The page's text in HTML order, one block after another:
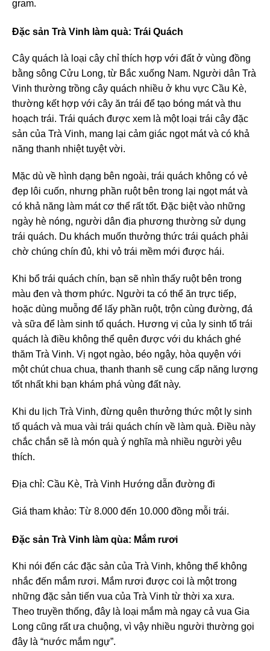
gram.
Đặc sản Trà Vinh làm quà: Trái Quách
Cây quách là loại cây chỉ thích hợp với đất ở vùng đồng
bằng sông Cửu Long, từ Bắc xuống Nam. Người dân Trà
Vinh thường trồng cây quách nhiều ở khu vực Cầu Kè,
thường kết hợp với cây ăn trái để tạo bóng mát và thu
hoạch trái. Trái quách được xem là một loại trái cây đặc
sản của Trà Vinh, mang lại cảm giác ngọt mát và có khả
năng thanh nhiệt tuyệt vời.
Mặc dù về hình dạng bên ngoài, trái quách không có vẻ
đẹp lôi cuốn, nhưng phần ruột bên trong lại ngọt mát và
có khả năng làm mát cơ thể rất tốt. Đặc biệt vào những
ngày hè nóng, người dân địa phương thường sử dụng
trái quách. Du khách muốn thưởng thức trái quách phải
chờ chúng chín đủ, khi vỏ trái mềm mới được hái.
Khi bổ trái quách chín, bạn sẽ nhìn thấy ruột bên trong
màu đen và thơm phức. Người ta có thể ăn trực tiếp,
hoặc dùng muỗng để lấy phần ruột, trộn cùng đường, đá
và sữa để làm sinh tố quách. Hương vị của ly sinh tố trái
quách là điều không thể quên được với du khách ghé
thăm Trà Vinh. Vị ngọt ngào, béo ngậy, hòa quyện với
một chút chua chua, thanh thanh sẽ cung cấp năng lượng
tốt nhất khi bạn khám phá vùng đất này.
Khi du lịch Trà Vinh, đừng quên thưởng thức một ly sinh
tố quách và mua vài trái quách chín về làm quà. Điều này
chắc chắn sẽ là món quà ý nghĩa mà nhiều người yêu
thích.
Địa chỉ: Cầu Kè, Trà Vinh Hướng dẫn đường đi
Giá tham khảo: Từ 8.000 đến 10.000 đồng mỗi trái.
Đặc sản Trà Vinh làm qùa: Mắm rươi
Khi nói đến các đặc sản của Trà Vinh, không thể không
nhắc đến mắm rươi. Mắm rươi được coi là một trong
những đặc sản tiến vua của Trà Vinh từ thời xa xưa.
Theo truyền thống, đây là loại mắm mà ngay cả vua Gia
Long cũng rất ưa chuộng, vì vậy nhiều người thường gọi
đây là “nước mắm ngự”.